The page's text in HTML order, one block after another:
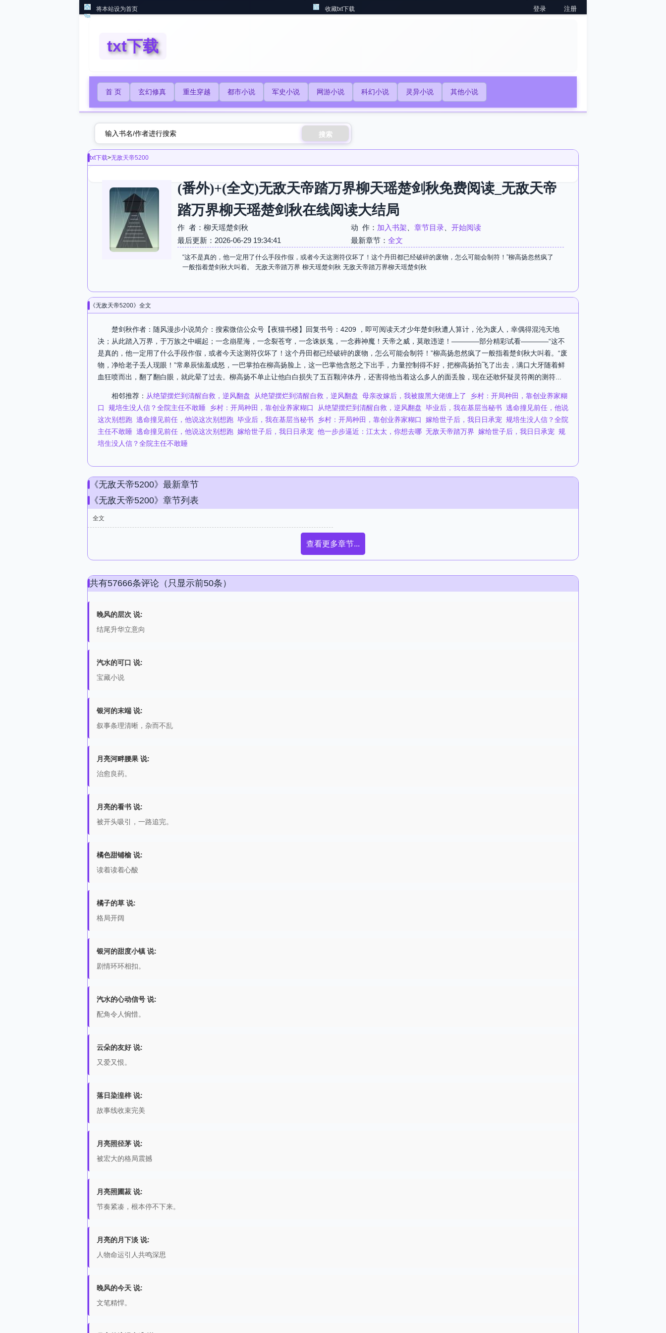
将本站设为首页 收藏txt下载 登录 注册
txt下载
首 页 玄幻修真 重生穿越 都市小说 军史小说 网游小说 科幻小说 灵异小说 其他小说
搜索
txt下载>无敌天帝5200
(番外)+(全文)无敌天帝踏万界柳天瑶楚剑秋免费阅读_无敌天帝
踏万界柳天瑶楚剑秋在线阅读大结局
作 者：柳天瑶楚剑秋 动 作： 加入书架 章节目录
开始阅读
最后更新：2026-06-29 19:34:41
最新章节： 全文
“这不是真的，他一定用了什么手段作假，或者今天这测符仪坏了！这个丹田都已经破碎的废物，怎么可能会制符！”柳高扬忽然疯了
一般指着楚剑秋大叫着。 无敌天帝踏万界 柳天瑶楚剑秋 无敌天帝踏万界柳天瑶楚剑秋
《无敌天帝5200》全文
楚剑秋作者：随风漫步小说简介：搜索微信公众号【夜猫书楼】回复书号：4209 ，即可阅读天才少年楚剑秋遭人算计，沦为废人，幸偶得混沌天地
决；从此踏入万界，于万族之中崛起；一念崩星海，一念裂苍穹，一念诛妖鬼，一念葬神魔！天帝之威，莫敢违逆！————部分精彩试看————“这不
是真的，他一定用了什么手段作假，或者今天这测符仪坏了！这个丹田都已经破碎的废物，怎么可能会制符！”柳高扬忽然疯了一般指着楚剑秋大叫着。“废
物，净给老子丢人现眼！”常皋辰恼羞成怒，一巴掌拍在柳高扬脸上，这一巴掌他含怒之下出手，力量控制得不好，把柳高扬拍飞了出去，满口大牙随着鲜
血狂喷而出，翻了翻白眼，就此晕了过去。柳高扬不单止让他白白损失了五百颗淬体丹，还害得他当着这么多人的面丢脸，现在还敢怀疑灵符阁的测符...
相邻推荐： 从绝望摆烂到清醒自救，逆风翻盘 从绝望摆烂到清醒自救，逆风翻盘 母亲改嫁后，我被腹黑大佬缠上了
乡村：开局种田，靠创业养家糊
口
规培生没人信？全院主任不敢睡 乡村：开局种田，靠创业养家糊口 从绝望摆烂到清醒自救，逆风翻盘 毕业后，我在基层当秘书 逃命撞见前任，他说
这次别想跑 逃命撞见前任，他说这次别想跑 毕业后，我在基层当秘书 乡村：开局种田，靠创业养家糊口 嫁给世子后，我日日承宠 规培生没人信？全院
主任不敢睡 逃命撞见前任，他说这次别想跑 嫁给世子后，我日日承宠 他一步步逼近：江太太，你想去哪 无敌天帝踏万界 嫁给世子后，我日日承宠 规
培生没人信？全院主任不敢睡
《无敌天帝5200》最新章节
《无敌天帝5200》章节列表
全文
查看更多章节...
共有57666条评论（只显示前50条）
晚风的层次 说:
结尾升华立意向
汽水的可口 说:
宝藏小说
银河的末端 说:
叙事条理清晰，杂而不乱
月亮河畔腰果 说:
治愈良药。
月亮的看书 说:
被开头吸引，一路追完。
橘色甜铺榆 说:
读着读着心酸
橘子的草 说:
格局开阔
银河的甜度小镇 说:
剧情环环相扣。
汽水的心动信号 说:
配角令人惋惜。
云朵的友好 说:
又爱又恨。
落日染湟梓 说:
故事线收束完美
月亮照径茅 说:
被宏大的格局震撼
月亮照圃菽 说:
节奏紧凑，根本停不下来。
月亮的月下淡 说:
人物命运引人共鸣深思
晚风的今天 说:
文笔精悍。